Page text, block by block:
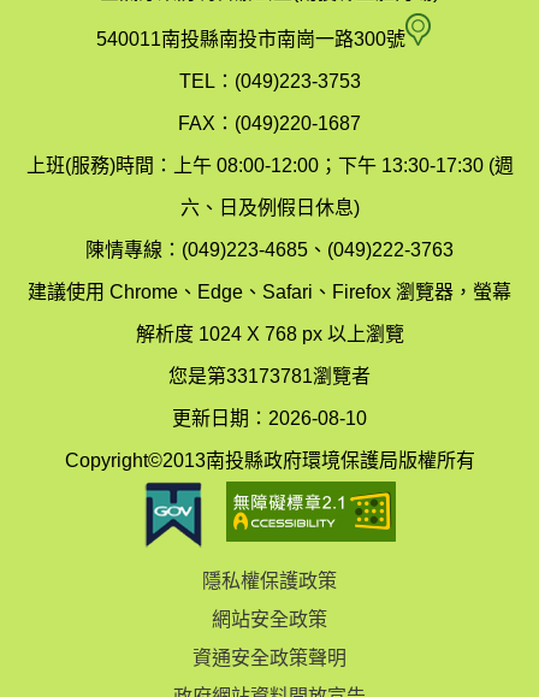
保
局
圖
540011南投縣南投市南崗一路300號 空
染
制
科
(南
TEL：(049)223-3753
FAX：(049)220-1687
上班(服務)時間：上午 08:00-12:00；下午 13:30-17:30 (週
六、日及例假日休息)
陳情專線：(049)223-4685、(049)222-3763
建議使用 Chrome、Edge、Safari、Firefox 瀏覽器，螢幕
解析度 1024 X 768 px 以上瀏覽
您是第33173781瀏覽者
更新日期：2026-08-10
Copyright©2013南投縣政府環境保護局版權所有
隱私權保護政策
網站安全政策
資通安全政策聲明